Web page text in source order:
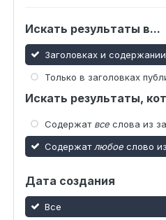
Искать результаты в...
Заголовках и
Только в заголовках
Искать результаты,
Содержат все слова из
Содержат любое слово
Дата создания
Все